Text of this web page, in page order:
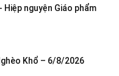
Hiệp nguyện Giáo phẩm
Khổ – 6/8/2026